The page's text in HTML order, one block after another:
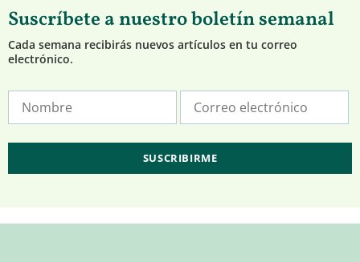
Suscríbete a nuestro boletín semanal
Cada semana recibirás nuevos artículos en tu correo
electrónico.